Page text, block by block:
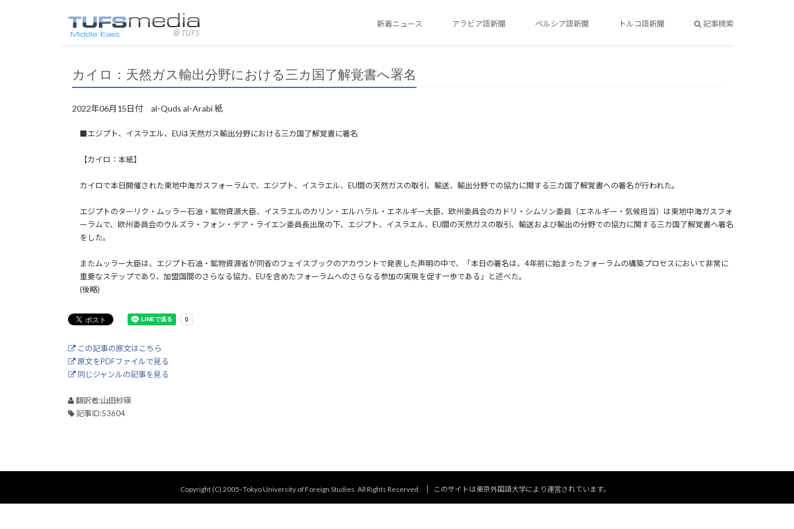
新着ニュース アラビア語新聞 ペルシア語新聞 トルコ語新聞 記事検索
カイロ：天然ガス輸出分野における三カ国了解覚書へ署名
2022年06月15日付 al-Quds al-Arabi 紙
■エジプト、イスラエル、EUは天然ガス輸出分野における三カ国了解覚書に署名
【カイロ：本紙】
カイロで本日開催された東地中海ガスフォーラムで、エジプト、イスラエル、EU間の天然ガスの取引、輸送、輸出分野での協力に関する三カ国了解覚書への署名が行われた。
エジプトのターリク・ムッラー石油・鉱物資源大臣、イスラエルのカリン・エルハラル・エネルギー大臣、欧州委員会のカドリ・シムソン委員（エネルギー・気候担当）は東地中海ガスフォ
ーラムで、欧州委員会のウルズラ・フォン・デア・ライエン委員長出席の下、エジプト、イスラエル、EU間の天然ガスの取引、輸送および輸出の分野での協力に関する三カ国了解覚書へ署名
をした。
またムッラー大臣は、エジプト石油・鉱物資源省が同省のフェイスブックのアカウントで発表した声明の中で、「本日の署名は、4年前に始まったフォーラムの構築プロセスにおいて非常に
重要なステップであり、加盟国間のさらなる協力、EUを含めたフォーラムへのさらなる参加の実現を促す一歩である」と述べた。
(後略)
この記事の原文はこちら
原文をPDFファイルで見る
同じジャンルの記事を見る
翻訳者:山田紗瑛
記事ID:53604
Copyright (C) 2005- Tokyo University of Foreign Studies. All Rights Reserved. このサイトは東京外国語大学により運営されています。